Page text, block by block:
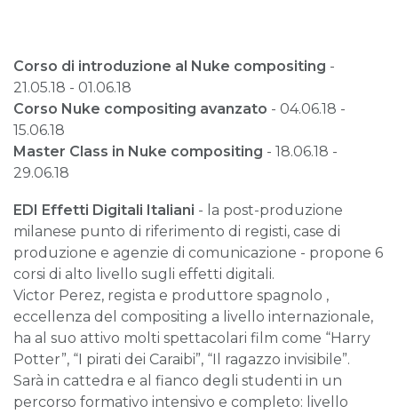
Corso di introduzione al Nuke compositing -
21.05.18 - 01.06.18
Corso Nuke compositing avanzato - 04.06.18 -
15.06.18
Master Class in Nuke compositing - 18.06.18 -
29.06.18
EDI Effetti Digitali Italiani - la post-produzione
milanese punto di riferimento di registi, case di
produzione e agenzie di comunicazione - propone 6
corsi di alto livello sugli effetti digitali.
Victor Perez, regista e produttore spagnolo ,
eccellenza del compositing a livello internazionale,
ha al suo attivo molti spettacolari film come “Harry
Potter”, “I pirati dei Caraibi”, “Il ragazzo invisibile”.
Sarà in cattedra e al fianco degli studenti in un
percorso formativo intensivo e completo: livello